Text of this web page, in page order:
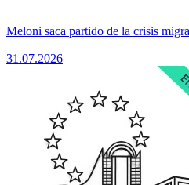
Meloni saca partido de la crisis
31.07.2026